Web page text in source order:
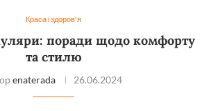
Краса і здоров'я
поради щодо комфорту
та стилю
enaterada 26.06.2024